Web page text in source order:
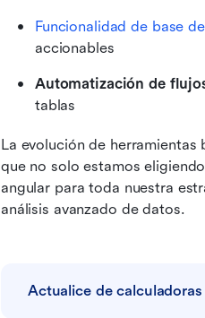
Funcionalidad de base
accionables
Automatización de
tablas
La evolución de
que no solo estamos
angular para toda nuestra
análisis avanzado de datos.
Actualice de